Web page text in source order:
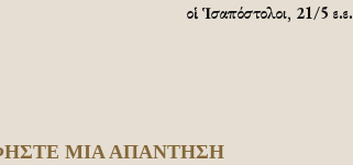
οἱ Ἱσαπόστολοι, 21/5 ε.ε.
ΜΙΑ ΑΠΑΝΤΗΣΗ